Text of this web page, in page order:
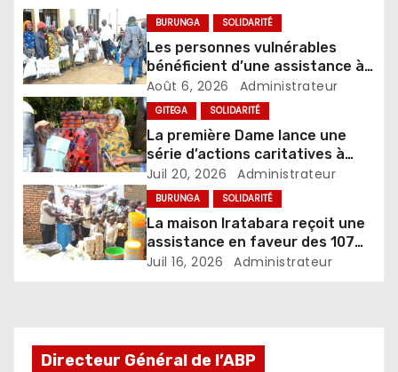
BURUNGA SOLIDARITÉ
Les personnes vulnérables
bénéficient d’une assistance à
l’occasion de la Journée de
solidarité communautaire
Août 6, 2026 Administrateur
GITEGA SOLIDARITÉ
La première Dame lance une
série d’actions caritatives à
l’occasion de son jubilé d’or
Juil 20, 2026 Administrateur
BURUNGA SOLIDARITÉ
La maison Iratabara reçoit une
assistance en faveur des 107
orphelins qu’elle héberge
Juil 16, 2026 Administrateur
Directeur Général de l’ABP